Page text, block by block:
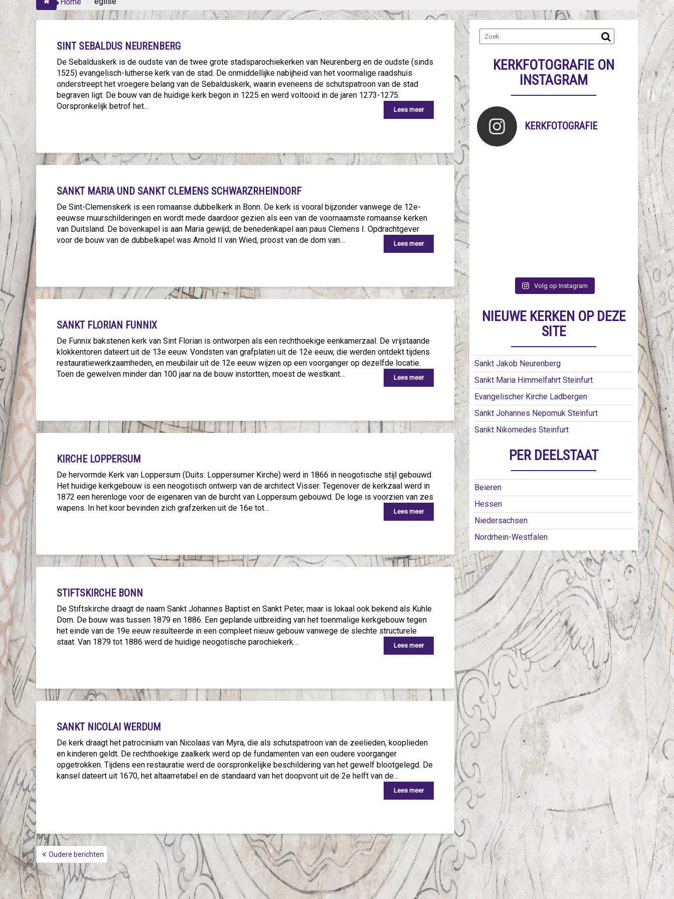
SINT SEBALDUS NEURENBERG
De Sebalduskerk is de oudste van de twee grote stadsparochiekerken van Neurenberg en de oudste (sinds
1525) evangelisch-lutherse kerk van de stad. De onmiddellijke nabijheid van het voormalige raadshuis
onderstreept het vroegere belang van de Sebalduskerk, waarin eveneens de schutspatroon van de stad
begraven ligt. De bouw van de huidige kerk begon in 1225 en werd voltooid in de jaren 1273-1275.
Oorspronkelijk betrof het…
Lees meer
SANKT MARIA UND SANKT CLEMENS SCHWARZRHEINDORF
De Sint-Clemenskerk is een romaanse dubbelkerk in Bonn. De kerk is vooral bijzonder vanwege de 12e-
eeuwse muurschilderingen en wordt mede daardoor gezien als een van de voornaamste romaanse kerken
van Duitsland. De bovenkapel is aan Maria gewijd; de benedenkapel aan paus Clemens I. Opdrachtgever
voor de bouw van de dubbelkapel was Arnold II van Wied, proost van de dom van…
Lees meer
SANKT FLORIAN FUNNIX
De Funnix bakstenen kerk van Sint Florian is ontworpen als een rechthoekige eenkamerzaal. De vrijstaande
klokkentoren dateert uit de 13e eeuw. Vondsten van grafplaten uit de 12e eeuw, die werden ontdekt tijdens
restauratiewerkzaamheden, en meubilair uit de 12e eeuw wijzen op een voorganger op dezelfde locatie.
Toen de gewelven minder dan 100 jaar na de bouw instortten, moest de westkant…
Lees meer
KIRCHE LOPPERSUM
De hervormde Kerk van Loppersum (Duits: Loppersumer Kirche) werd in 1866 in neogotische stijl gebouwd.
Het huidige kerkgebouw is een neogotisch ontwerp van de architect Visser. Tegenover de kerkzaal werd in
1872 een herenloge voor de eigenaren van de burcht van Loppersum gebouwd. De loge is voorzien van zes
wapens. In het koor bevinden zich grafzerken uit de 16e tot…
Lees meer
STIFTSKIRCHE BONN
De Stiftskirche draagt de naam Sankt Johannes Baptist en Sankt Peter, maar is lokaal ook bekend als Kuhle
Dom. De bouw was tussen 1879 en 1886. Een geplande uitbreiding van het toenmalige kerkgebouw tegen
het einde van de 19e eeuw resulteerde in een compleet nieuw gebouw vanwege de slechte structurele
staat. Van 1879 tot 1886 werd de huidige neogotische parochiekerk…
Lees meer
SANKT NICOLAI WERDUM
De kerk draagt het patrocinium van Nicolaas van Myra, die als schutspatroon van de zeelieden, kooplieden
en kinderen geldt. De rechthoekige zaalkerk werd op de fundamenten van een oudere voorganger
opgetrokken. Tijdens een restauratie werd de oorspronkelijke beschildering van het gewelf blootgelegd. De
kansel dateert uit 1670, het altaarretabel en de standaard van het doopvont uit de 2e helft van de…
Lees meer
BERICHTNAVIGATIE
Oudere berichten
KERKFOTOGRAFIE ON
INSTAGRAM
KERKFOTOGRAFIE
Volg op Instagram
NIEUWE KERKEN OP DEZE
SITE
Sankt Jakob Neurenberg
Sankt Maria Himmelfahrt Steinfurt
Evangelischer Kirche Ladbergen
Sankt Johannes Nepomuk Steinfurt
Sankt Nikomedes Steinfurt
PER DEELSTAAT
Beieren
Hessen
Niedersachsen
Nordrhein-Westfalen